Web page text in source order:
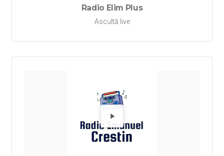
Radio Elim Plus
Ascultă live
Redă